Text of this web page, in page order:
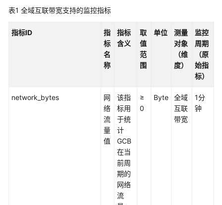
速
门
表1 全域互联带宽支持的监控指标
指标ID
指
标
名
称
指标
含义
取
值
范
围
单位
测量
对象
（维
度）
监控
周期
（原
始指
标）
network_bytes
网
络
流
量
值
该指
标用
于统
计
GCB
在当
前周
期的
网络
流
≥
0
Byte
全域
互联
带宽
1分
钟